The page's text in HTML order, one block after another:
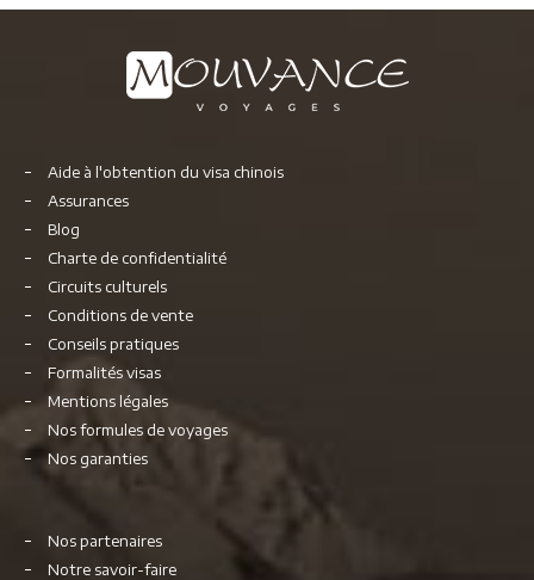
Aide à l'obtention du visa chinois
Assurances
Blog
Charte de confidentialité
Circuits culturels
Conditions de vente
Conseils pratiques
Formalités visas
Mentions légales
Nos formules de voyages
Nos garanties
Nos partenaires
Notre savoir-faire